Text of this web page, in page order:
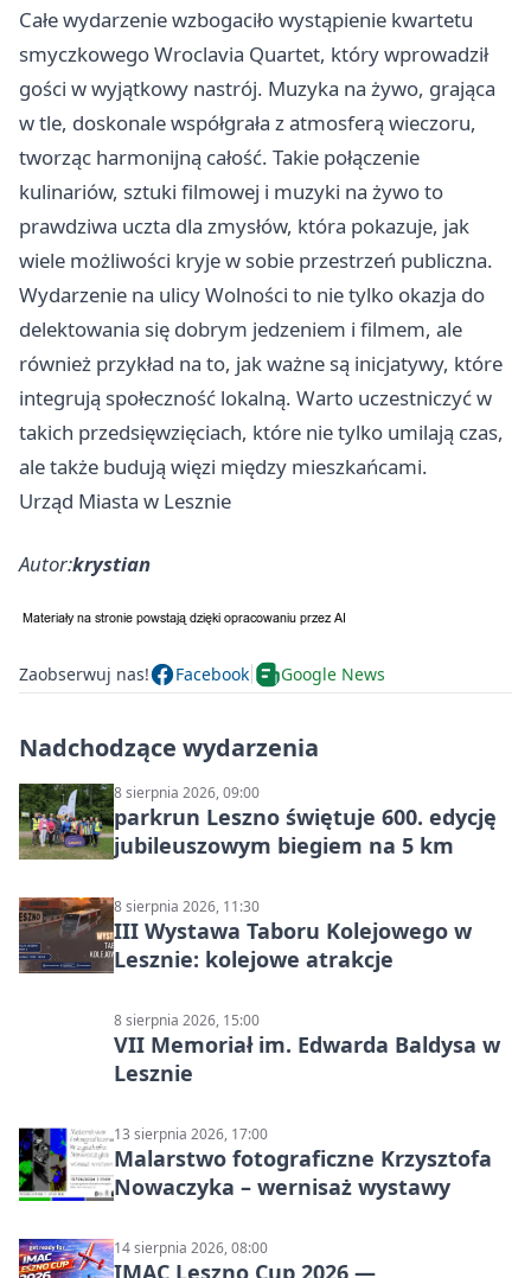
Całe wydarzenie wzbogaciło wystąpienie kwartetu
smyczkowego Wroclavia Quartet, który wprowadził
gości w wyjątkowy nastrój. Muzyka na żywo, grająca
w tle, doskonale współgrała z atmosferą wieczoru,
tworząc harmonijną całość. Takie połączenie
kulinariów, sztuki filmowej i muzyki na żywo to
prawdziwa uczta dla zmysłów, która pokazuje, jak
wiele możliwości kryje w sobie przestrzeń publiczna.
Wydarzenie na ulicy Wolności to nie tylko okazja do
delektowania się dobrym jedzeniem i filmem, ale
również przykład na to, jak ważne są inicjatywy, które
integrują społeczność lokalną. Warto uczestniczyć w
takich przedsięwzięciach, które nie tylko umilają czas,
ale także budują więzi między mieszkańcami.
Urząd Miasta w Lesznie
Autor:krystian
Zaobserwuj nas! Facebook Google News
Nadchodzące wydarzenia
8 sierpnia 2026, 09:00
parkrun Leszno świętuje 600. edycję
jubileuszowym biegiem na 5 km
8 sierpnia 2026, 11:30
III Wystawa Taboru Kolejowego w
Lesznie: kolejowe atrakcje
8 sierpnia 2026, 15:00
VII Memoriał im. Edwarda Baldysa w
Lesznie
13 sierpnia 2026, 17:00
Malarstwo fotograficzne Krzysztofa
Nowaczyka – wernisaż wystawy
14 sierpnia 2026, 08:00
IMAC Leszno Cup 2026 —